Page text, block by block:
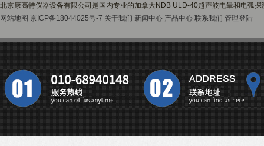
北京康高特仪器设备有限公司是国内专业的加拿大NDB ULD-40超声波电晕和电弧
网站地图 京ICP备18044025号-7 关于我们 新闻中心 产品中心 联系我们 管理登陆